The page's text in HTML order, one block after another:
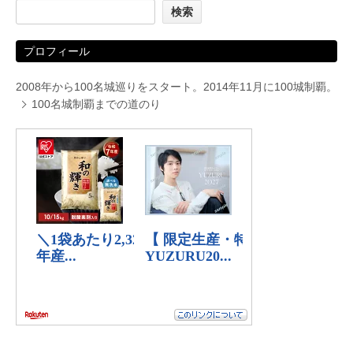
プロフィール
2008年から100名城巡りをスタート。2014年11月に100城制覇。
100名城制覇までの道のり